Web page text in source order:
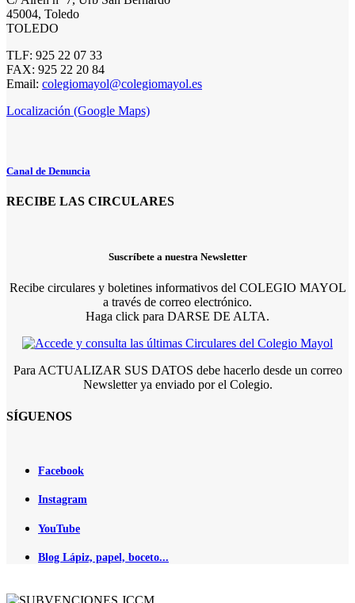
45004, Toledo
TOLEDO
TLF: 925 22 07 33
FAX: 925 22 20 84
Email: colegiomayol@colegiomayol.es
Localización (Google Maps)
Canal de Denuncia
RECIBE LAS CIRCULARES
Suscríbete a nuestra Newsletter
Recibe circulares y boletines informativos del COLEGIO MAYOL
a través de correo electrónico.
Haga click para DARSE DE ALTA.
Para ACTUALIZAR SUS DATOS debe hacerlo desde un correo
Newsletter ya enviado por el Colegio.
SÍGUENOS
Facebook
Instagram
YouTube
Blog Lápiz, papel, boceto...